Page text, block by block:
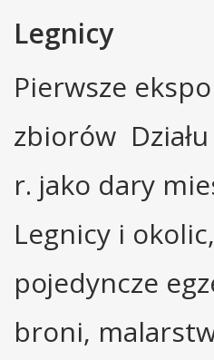
Legnicy
Pierwsze
zbiorów
r. jako dary
Legnicy i
pojedyncze
broni,